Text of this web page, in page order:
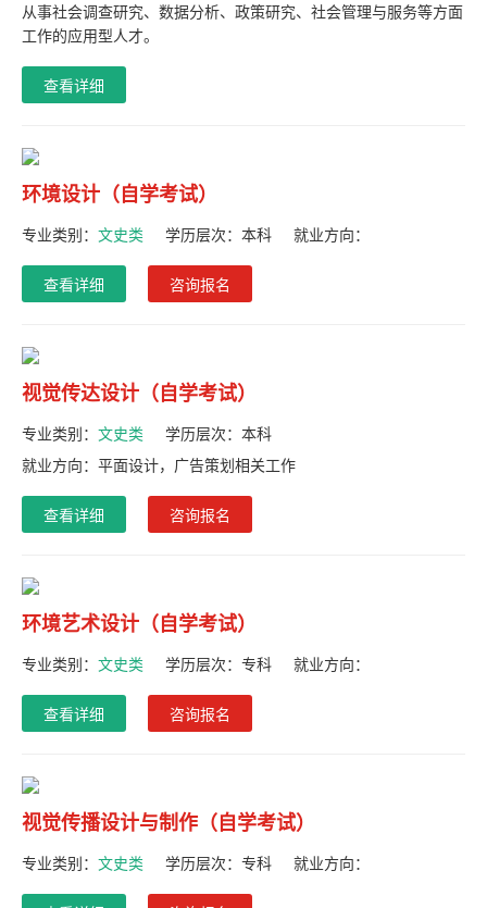
从事社会调查研究、数据分析、政策研究、社会管理与服务等方面
工作的应用型人才。
查看详细
环境设计（自学考试）
专业类别： 文史类 学历层次： 本科 就业方向：
查看详细 咨询报名
视觉传达设计（自学考试）
专业类别： 文史类 学历层次： 本科
就业方向：平面设计，广告策划相关工作
查看详细 咨询报名
环境艺术设计（自学考试）
专业类别： 文史类 学历层次： 专科 就业方向：
查看详细 咨询报名
视觉传播设计与制作（自学考试）
专业类别： 文史类 学历层次： 专科 就业方向：